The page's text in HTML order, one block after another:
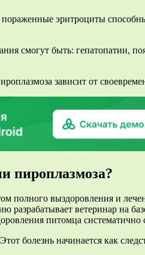
пораженные эритроциты
смогут быть: гепатопатии,
зависит от
пироплазмоза?
полного выздоровления и
разрабатывает ветеринар на
питомца систематично
болезнь начинается как